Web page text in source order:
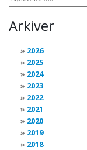
Arkiver
2026
2025
2024
2023
2022
2021
2020
2019
2018